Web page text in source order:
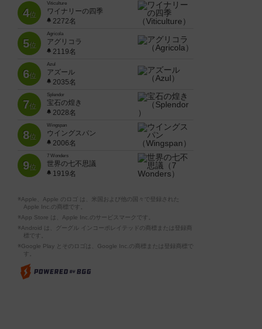
4位
Viticulture
ワイナリーの四季
2272名
5位
Agricola
アグリコラ
2119名
6位
Azul
アズール
2035名
7位
Splendor
宝石の煌き
2028名
8位
Wingspan
ウイングスパン
2006名
9位
7 Wonders
世界の七不思議
1919名
※Apple、Apple のロゴ は、米国および他の国々で登録された
Apple Inc.の商標です。
※App Store は、Apple Inc.のサービスマークです。
※Android は、グーグル インコーポレイテッドの商標または登録商
標です。
※Google Play とそのロゴは、Google Inc.の商標または登録商標で
す。